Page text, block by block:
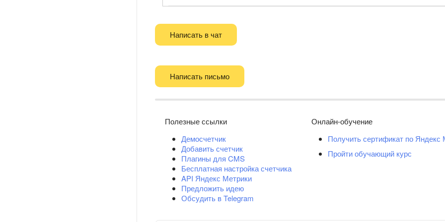
Написать в чат
Написать письмо
Полезные ссылки
Демосчетчик
Добавить счетчик
Плагины для CMS
Бесплатная настройка счетчика
API Яндекс Метрики
Предложить идею
Обсудить в Telegram
Онлайн-обучение
Получить сертификат по Яндекс
Пройти обучающий курс